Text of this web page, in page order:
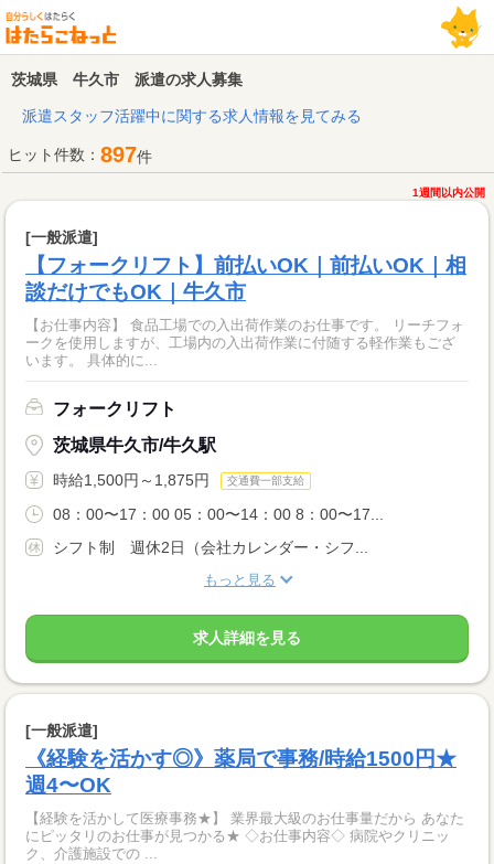
茨城県 牛久市 派遣の求人募集
派遣スタッフ活躍中に関する求人情報を見てみる
ヒット件数： 897件
1週間以内公開
[一般派遣]
【フォークリフト】前払いOK｜前払いOK｜相
談だけでもOK｜牛久市
【お仕事内容】 食品工場での入出荷作業のお仕事です。 リーチフォ
ークを使用しますが、工場内の入出荷作業に付随する軽作業もござ
います。 具体的に...
フォークリフト
茨城県牛久市/牛久駅
時給1,500円～1,875円 交通費一部支給
08：00〜17：00 05：00〜14：00 8：00〜17...
シフト制 週休2日（会社カレンダー・シフ...
もっと見る
求人詳細を見る
[一般派遣]
《経験を活かす◎》薬局で事務/時給1500円★
週4〜OK
【経験を活かして医療事務★】 業界最大級のお仕事量だから あなた
にピッタリのお仕事が見つかる★ ◇お仕事内容◇ 病院やクリニッ
ク、介護施設での ...